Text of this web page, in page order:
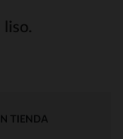
liso.
TIENDA